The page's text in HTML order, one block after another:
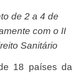
com o II
Sanitário